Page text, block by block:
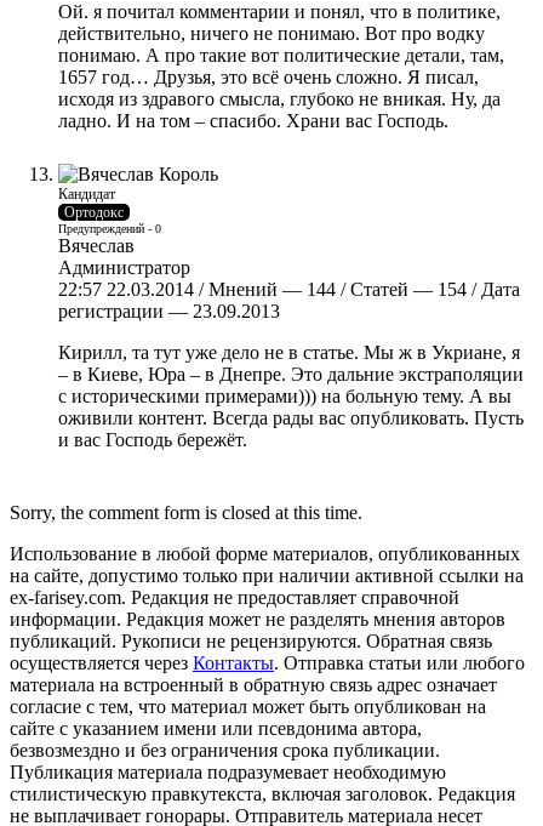
Ой. я почитал комментарии и понял, что в политике,
действительно, ничего не понимаю. Вот про водку
понимаю. А про такие вот политические детали, там,
1657 год… Друзья, это всё очень сложно. Я писал,
исходя из здравого смысла, глубоко не вникая. Ну, да
ладно. И на том – спасибо. Храни вас Господь.
Кандидат
Ортодокс
Предупреждений - 0
Вячеслав
Администратор
22:57 22.03.2014 / Мнений — 144 / Статей — 154 / Дата
регистрации — 23.09.2013
Кирилл, та тут уже дело не в статье. Мы ж в Укриане, я
– в Киеве, Юра – в Днепре. Это дальние экстраполяции
с историческими примерами))) на больную тему. А вы
оживили контент. Всегда рады вас опубликовать. Пусть
и вас Господь бережёт.
Sorry, the comment form is closed at this time.
Использование в любой форме материалов, опубликованных
на сайте, допустимо только при наличии активной ссылки на
ex-farisey.com. Редакция не предоставляет справочной
информации. Редакция может не разделять мнения авторов
публикаций. Рукописи не рецензируются. Обратная связь
осуществляется через Контакты. Отправка статьи или любого
материала на встроенный в обратную связь адрес означает
согласие с тем, что материал может быть опубликован на
сайте с указанием имени или псевдонима автора,
безвозмездно и без ограничения срока публикации.
Публикация материала подразумевает необходимую
стилистическую правкутекста, включая заголовок. Редакция
не выплачивает гонорары. Отправитель материала несет